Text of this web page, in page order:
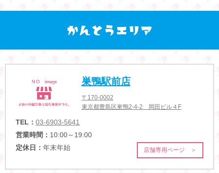
巣鴨駅前店
〒170-0002
東京都豊島区巣鴨2-4-2 岡田ビル４F
TEL： 03-6903-5641
営業時間： 10:00～19:00
定休日： 年末年始 店舗専用ページ ＞